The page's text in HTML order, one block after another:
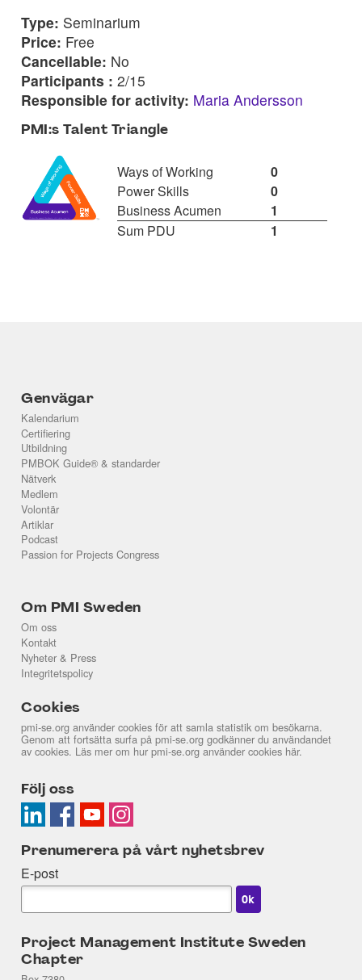
Type: Seminarium
Price: Free
Cancellable: No
Participants : 2/15
Responsible for activity: Maria Andersson
PMI:s Talent Triangle
Ways of Working
0
Power Skills
0
Business Acumen
1
Sum PDU
1
Genvägar
Kalendarium
Certifiering
Utbildning
PMBOK Guide® & standarder
Nätverk
Medlem
Volontär
Artiklar
Podcast
Passion for Projects Congress
Om PMI Sweden
Om oss
Kontakt
Nyheter & Press
Integritetspolicy
Cookies
pmi-se.org använder cookies för att samla statistik om besökarna.
Genom att fortsätta surfa på pmi-se.org godkänner du användandet
av cookies. Läs mer om hur pmi-se.org använder cookies här.
Följ oss
Prenumerera på vårt nyhetsbrev
E-post
Project Management Institute Sweden
Chapter